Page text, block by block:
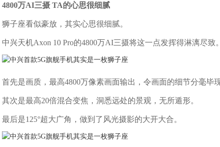
4800万AI三摄 TA的心思很细腻
狮子座看似豪放，其实心思很细腻。
中兴天机Axon 10 Pro的4800万AI三摄将这一点发挥得淋漓尽致
首先是画质，最高4800万像素画面输出，令画面的细节分毫毕
其次是最高20倍混合变焦，洞悉远处的景观，无所遁形。
最后是125°超大广角，做到了风光摄影的大开大合。